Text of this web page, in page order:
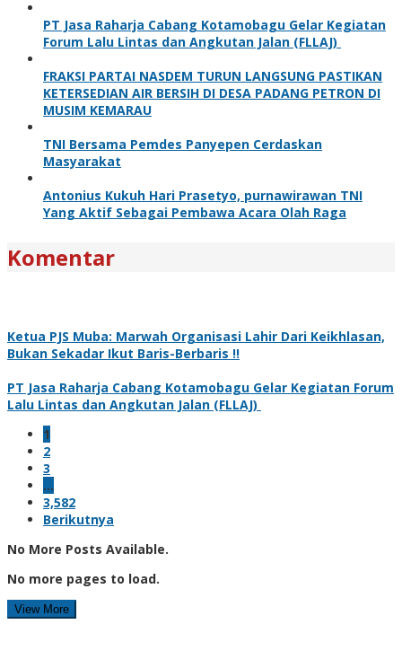
PT Jasa Raharja Cabang Kotamobagu Gelar Kegiatan
Forum Lalu Lintas dan Angkutan Jalan (FLLAJ)
FRAKSI PARTAI NASDEM TURUN LANGSUNG PASTIKAN
KETERSEDIAN AIR BERSIH DI DESA PADANG PETRON DI
MUSIM KEMARAU
TNI Bersama Pemdes Panyepen Cerdaskan
Masyarakat
Antonius Kukuh Hari Prasetyo, purnawirawan TNI
Yang Aktif Sebagai Pembawa Acara Olah Raga
Komentar
Ketua PJS Muba: Marwah Organisasi Lahir Dari Keikhlasan,
Bukan Sekadar Ikut Baris-Berbaris !!
PT Jasa Raharja Cabang Kotamobagu Gelar Kegiatan Forum
Lalu Lintas dan Angkutan Jalan (FLLAJ)
1
2
3
…
3,582
Berikutnya
No More Posts Available.
No more pages to load.
View More